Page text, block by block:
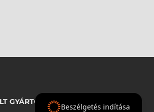
GYÁRTÓINK
Beszélgetés indítása